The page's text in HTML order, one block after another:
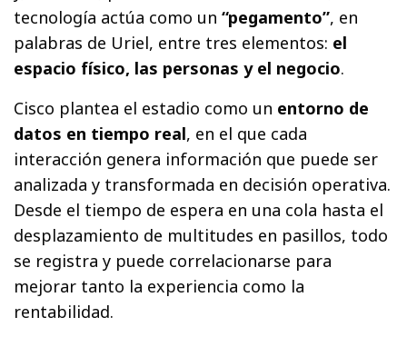
tecnología actúa como un“pegamento”, en
palabras de Uriel, entre tres elementos: el
espacio físico, las personas y el negocio.
Cisco plantea el estadio como un entorno de
datos en tiempo real, en el que cada
interacción genera información que puede ser
analizada y transformada en decisión operativa.
Desde el tiempo de espera en una cola hasta el
desplazamiento de multitudes en pasillos, todo
se registra y puede correlacionarse para
mejorar tanto la experiencia como la
rentabilidad.